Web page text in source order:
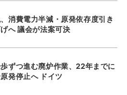
消費電力半減・原発依存度引き
へ 議会が法案可決
ずつ進む廃炉作業、22年までに
発停止へ ドイツ